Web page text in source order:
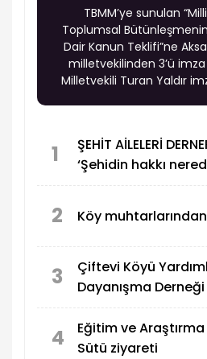
TBMM’ye sunulan
Toplumsal
Dair Kanun Teklifi”ne
milletvekilinden 3’ü
Milletvekili Turan Yaldır
1
ŞEHİT AİLELERİ
‘Şehidin hakkı
2 Köy
3
Çiftevi Köyü
Dayanışma Derneği
4
Eğitim ve
Sütü ziyareti